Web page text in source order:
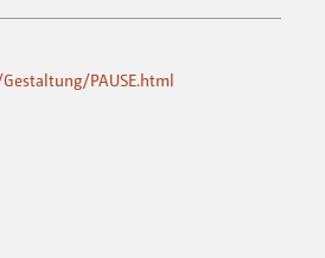
PAUSE.html